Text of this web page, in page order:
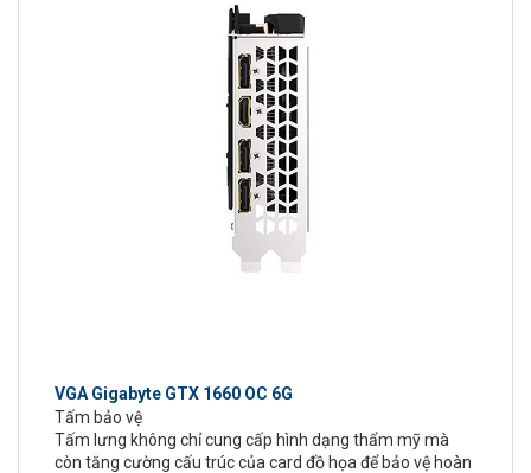
VGA Gigabyte GTX 1660 OC 6G
Tấm bảo vệ
Tấm lưng không chỉ cung cấp hình dạng thẩm mỹ mà
còn tăng cường cấu trúc của card đồ họa để bảo vệ hoàn